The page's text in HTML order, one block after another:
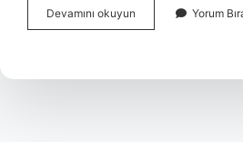
Devamını okuyun
Ayı
Eder
Yorum